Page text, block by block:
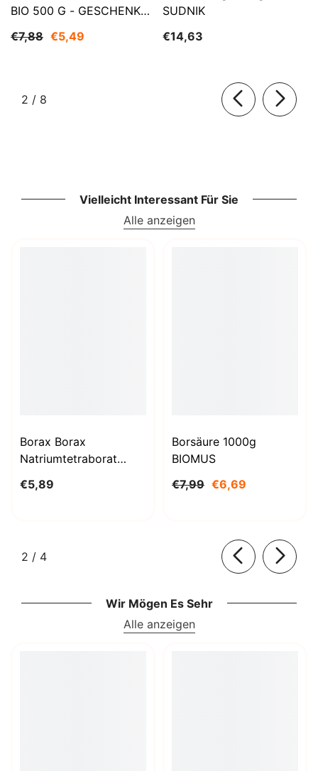
BIO 500 G - GESCHENKE
€7,88 €5,49
SUDNIK
€14,63
2 / von
8
Vielleicht Interessant Für Sie
Alle anzeigen
Borax Borax
Natriumtetraborat
STANLAB
€5,89
Borsäure 1000g
BIOMUS
€7,99 €6,69
2 / von
4
Wir Mögen Es Sehr
Alle anzeigen